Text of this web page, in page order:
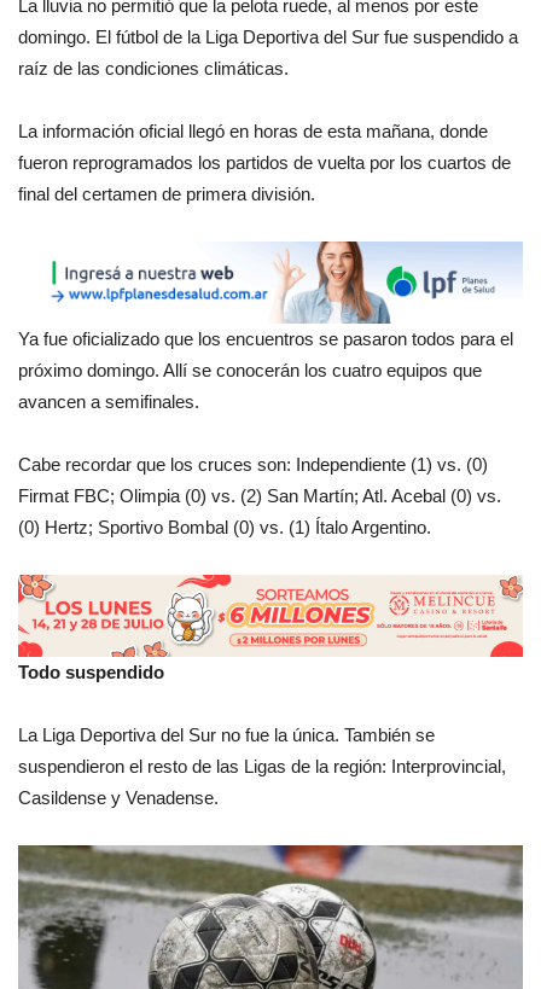
La lluvia no permitió que la pelota ruede, al menos por este
domingo. El fútbol de la Liga Deportiva del Sur fue suspendido a
raíz de las condiciones climáticas.
La información oficial llegó en horas de esta mañana, donde
fueron reprogramados los partidos de vuelta por los cuartos de
final del certamen de primera división.
Ya fue oficializado que los encuentros se pasaron todos para el
próximo domingo. Allí se conocerán los cuatro equipos que
avancen a semifinales.
Cabe recordar que los cruces son: Independiente (1) vs. (0)
Firmat FBC; Olimpia (0) vs. (2) San Martín; Atl. Acebal (0) vs.
(0) Hertz; Sportivo Bombal (0) vs. (1) Ítalo Argentino.
Todo suspendido
La Liga Deportiva del Sur no fue la única. También se
suspendieron el resto de las Ligas de la región: Interprovincial,
Casildense y Venadense.